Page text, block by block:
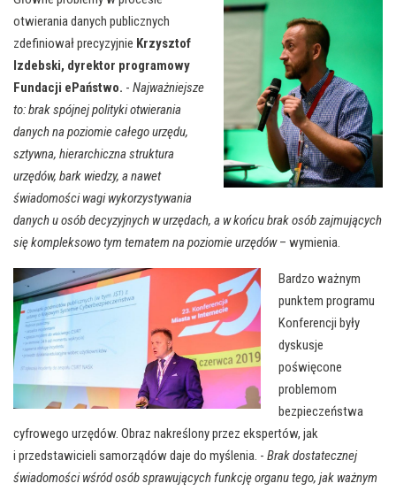
otwierania danych publicznych
zdefiniował precyzyjnie Krzysztof
Izdebski, dyrektor programowy
Fundacji ePaństwo. - Najważniejsze
to: brak spójnej polityki otwierania
danych na poziomie całego urzędu,
sztywna, hierarchiczna struktura
urzędów, bark wiedzy, a nawet
świadomości wagi wykorzystywania
danych u osób decyzyjnych w urzędach, a w końcu brak osób zajmujących
się kompleksowo tym tematem na poziomie urzędów– wymienia.
Bardzo ważnym
punktem programu
Konferencji były
dyskusje
poświęcone
problemom
bezpieczeństwa
cyfrowego urzędów. Obraz nakreślony przez ekspertów, jak
i przedstawicieli samorządów daje do myślenia. - Brak dostatecznej
świadomości wśród osób sprawujących funkcję organu tego, jak ważnym